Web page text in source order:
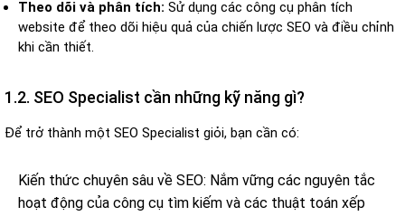
Theo dõi và phân tích: Sử dụng các công cụ phân tích
website để theo dõi hiệu quả của chiến lược SEO và điều chỉnh
khi cần thiết.
1.2. SEO Specialist cần những kỹ năng gì?
Để trở thành một SEO Specialist giỏi, bạn cần có:
Kiến thức chuyên sâu về SEO: Nắm vững các nguyên tắc
hoạt động của công cụ tìm kiếm và các thuật toán xếp